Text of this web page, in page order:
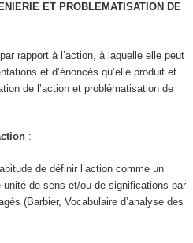
ET PROBLEMATISATION DE
rapport à l’action, à laquelle elle peut
et d’énoncés qu’elle produit et
de l’action et problématisation de
:
de définir l’action comme un
unité de sens et/ou de significations par
(Barbier, Vocabulaire d’analyse des